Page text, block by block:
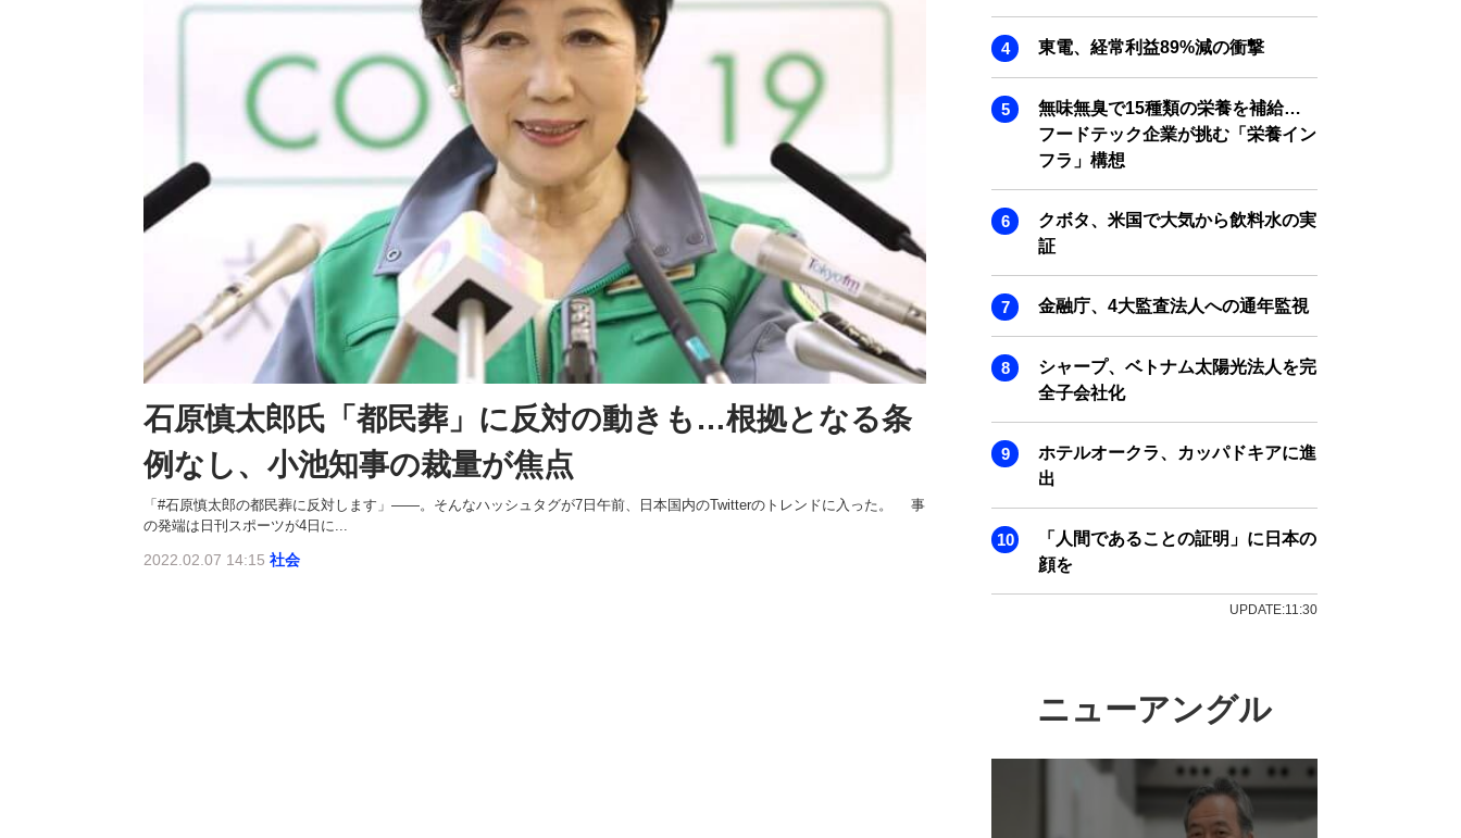
石原慎太郎氏「都民葬」に反対の動きも…根拠となる条
例なし、小池知事の裁量が焦点
「#石原慎太郎の都民葬に反対します」――。そんなハッシュタグが7日午前、日本国内のTwitterのトレンドに入った。 事
の発端は日刊スポーツが4日に...
2022.02.07 14:15 社会
東電、経常利益89%減の衝撃
無味無臭で15種類の栄養を補給…
フードテック企業が挑む「栄養イン
フラ」構想
クボタ、米国で大気から飲料水の実
証
金融庁、4大監査法人への通年監視
シャープ、ベトナム太陽光法人を完
全子会社化
ホテルオークラ、カッパドキアに進
出
「人間であることの証明」に日本の
顔を
UPDATE:11:30
ニューアングル
SMART MARKETING JOURNAL
BPaaS JOURNAL
ADOPTABLE DOG JOURNAL